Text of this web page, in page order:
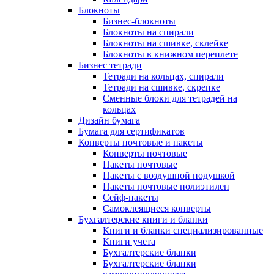
Блокноты
Бизнес-блокноты
Блокноты на спирали
Блокноты на сшивке, склейке
Блокноты в книжном переплете
Бизнес тетради
Тетради на кольцах, спирали
Тетради на сшивке, скрепке
Сменные блоки для тетрадей на
кольцах
Дизайн бумага
Бумага для сертификатов
Конверты почтовые и пакеты
Конверты почтовые
Пакеты почтовые
Пакеты с воздушной подушкой
Пакеты почтовые полиэтилен
Сейф-пакеты
Самоклеящиеся конверты
Бухгалтерские книги и бланки
Книги и бланки специализированные
Книги учета
Бухгалтерские бланки
Бухгалтерские бланки